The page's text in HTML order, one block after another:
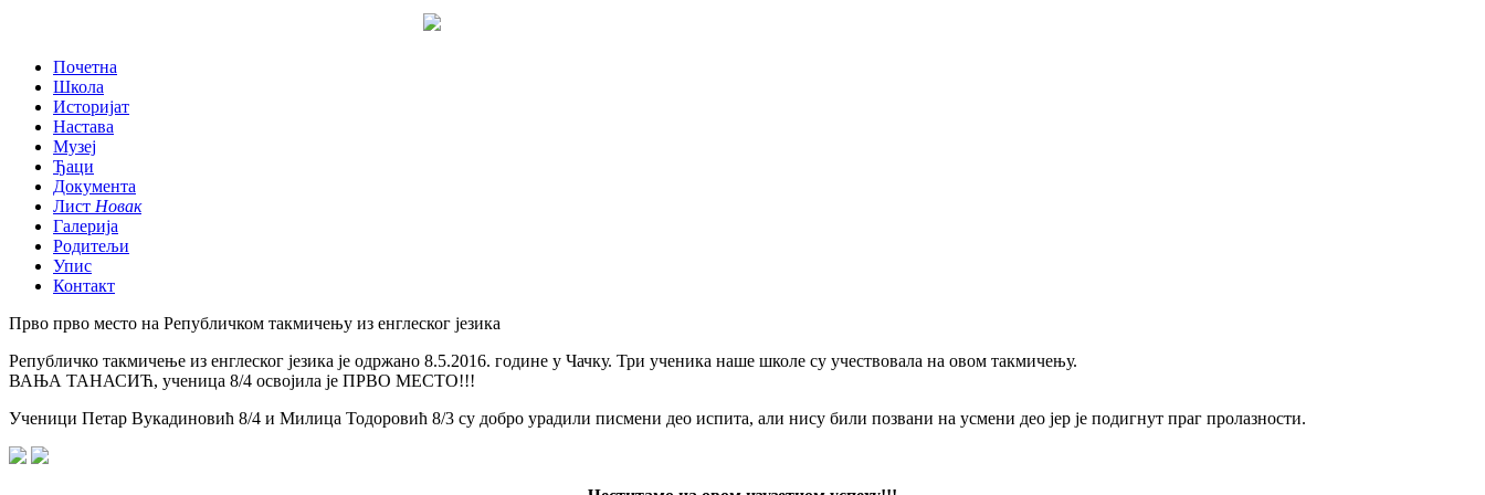
Почетна
Школа
Историјат
Настава
Музеј
Ђаци
Документа
Лист Новак
Галерија
Родитељи
Упис
Контакт
Прво прво место на Републичком такмичењу из енглеског језика
Републичко такмичење из енглеског језика је одржано 8.5.2016. године у Чачку. Три ученика наше школе су учествовала на овом такмичењу.
ВАЊА ТАНАСИЋ, ученица 8/4 освојила је ПРВО МЕСТО!!!
Ученици Петар Вукадиновић 8/4 и Милица Тодоровић 8/3 су добро урадили писмени део испита, али нису били позвани на усмени део јер је подигнут праг пролазности.